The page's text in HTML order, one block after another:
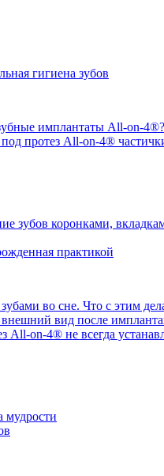
гигиена зубов
имплантаты All-on-4®?
протез All-on-4®
зубов коронками,
практикой
во сне. Что с этим
внешний вид после
All-on-4® не всегда
мудрости